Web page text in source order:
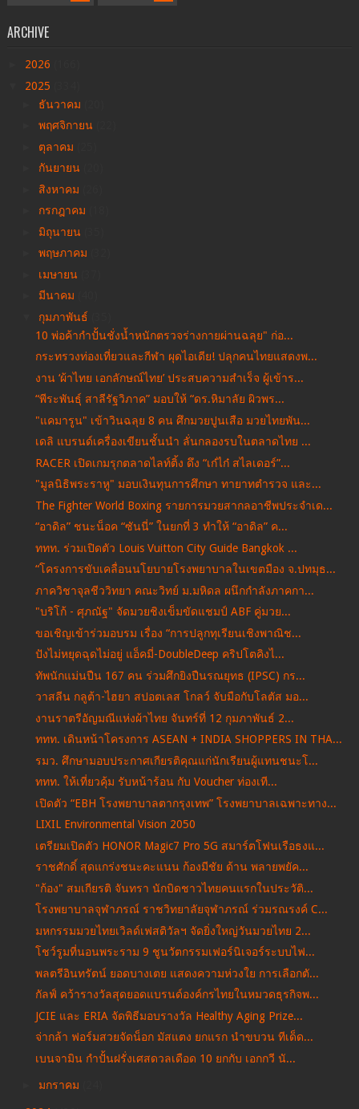
ARCHIVE
2026
2025
ธันวาคม
พฤศจิกายน
ตุลาคม
กันยายน
สิงหาคม
กรกฎาคม
มิถุนายน
พฤษภาคม
เมษายน
มีนาคม
กุมภาพันธ์
10 พ่อค้ากำปั้นชั่งน้ำหนักตรวจร่างกายผ่านฉลุย" ก่อ...
กระทรวงท่องเที่ยวและกีฬา ผุดไอเดีย! ปลุกคนไทยแสดงพ...
งาน ‘ผ้าไทย เอกลักษณ์ไทย’ ประสบความสำเร็จ ผู้เข้าร...
“พีระพันธุ์ สาลีรัฐวิภาค” มอบให้ “ดร.หิมาลัย ผิวพร...
"แคมารูน" เข้าวินฉลุย 8 คน ศึกมวยปูนเสือ มวยไทยพัน...
เดลิ แบรนด์เครื่องเขียนชั้นนำ ลั่นกลองรบในตลาดไทย ...
RACER เปิดเกมรุกตลาดไลท์ติ้ง ดึง “เก๋ไก๋ สไลเดอร์”...
"มูลนิธิพระราหู" มอบเงินทุนการศึกษา ทายาทตำรวจ และ...
The Fighter World Boxing รายการมวยสากลอาชีพประจำเด...
“อาดิล” ชนะน็อค “ซันนี่” ในยกที่ 3 ทำให้ “อาดิล” ค...
ททท. ร่วมเปิดตัว Louis Vuitton City Guide Bangkok ...
“โครงการขับเคลื่อนนโยบายโรงพยาบาลในเขตมือง จ.ปทมุธ...
ภาควิชาจุลชีววิทยา คณะวิทย์ ม.มหิดล ผนึกกำลังภาคกา...
"บริโก้ - ศุภณัฐ" จัดมวยชิงเข็มขัดแชมป์ ABF คู่มวย...
ขอเชิญเข้าร่วมอบรม เรื่อง “การปลูกทุเรียนเชิงพาณิช...
ปังไม่หยุดฉุดไม่อยู่ แอ็คมี่-DoubleDeep คริปโตคิงไ...
ทัพนักแม่นปืน 167 คน ร่วมศึกยิงปืนรณยุทธ (IPSC) กร...
วาสลีน กลูต้า-ไฮยา สปอตเลส โกลว์ จับมือกับโลตัส มอ...
งานราตรีอัญมณีแห่งผ้าไทย จันทร์ที่ 12 กุมภาพันธ์ 2...
ททท. เดินหน้าโครงการ ASEAN + INDIA SHOPPERS IN THA...
รมว. ศึกษามอบประกาศเกียรติคุณแก่นักเรียนผู้แทนชนะโ...
ททท. ให้เที่ยวคุ้ม รับหน้าร้อน กับ Voucher ท่องเที...
เปิดตัว “EBH โรงพยาบาลตากรุงเทพ” โรงพยาบาลเฉพาะทาง...
LIXIL Environmental Vision 2050
เตรียมเปิดตัว HONOR Magic7 Pro 5G สมาร์ตโฟนเรือธงแ...
ราชศักดิ์ สุดแกร่งชนะคะแนน ก้องมีชัย ด้าน พลายพยัค...
"ก้อง" สมเกียรติ จันทรา นักบิดชาวไทยคนแรกในประวัติ...
โรงพยาบาลจุฬาภรณ์ ราชวิทยาลัยจุฬาภรณ์ ร่วมรณรงค์ C...
มหกรรมมวยไทยเวิลด์เฟสติวัลฯ จัดยิ่งใหญ่วันมวยไทย 2...
โชว์รูมที่นอนพระราม 9 ชูนวัตกรรมเฟอร์นิเจอร์ระบบไฟ...
พลตรีอินทรัตน์ ยอดบางเตย แสดงความห่วงใย การเลือกตั...
กัลฟ์ คว้ารางวัลสุดยอดแบรนด์องค์กรไทยในหมวดธุรกิจพ...
JCIE และ ERIA จัดพิธีมอบรางวัล Healthy Aging Prize...
จ่ากล้า ฟอร์มสวยจัดน็อก มัสแตง ยกแรก นำขบวน ทีเด็ด...
เบนจามิน กำปั้นฝรั่งเศสดวลเดือด 10 ยกกับ เอกกวี นั...
มกราคม